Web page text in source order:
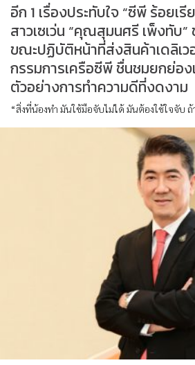
อีก 1 เรื่องประทับใจ “ซีพี ร้อยเรี
สาวเซเว่น “คุณสุมนศรี เพ็งทับ
ขณะปฏิบัติหน้าที่ส่งสินค้าเดลิเว
กรรมการเครือซีพี ชื่นชมยกย่อ
ตัวอย่างการทำความดีที่งดงาม
“สิ่งที่น้องทำ มันใช้มือจับไม่ได้ มันต้องใช้ใจจับ